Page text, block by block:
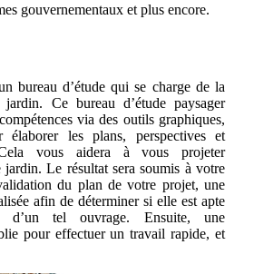
gouvernementaux et plus encore.
bureau d’étude qui se charge de la
Ce bureau d’étude paysager
via des outils graphiques,
élaborer les plans, perspectives et
vous aidera à vous projeter
jardin. Le résultat sera soumis à votre
du plan de votre projet, une
afin de déterminer si elle est apte
d’un tel ouvrage. Ensuite, une
pour effectuer un travail rapide, et